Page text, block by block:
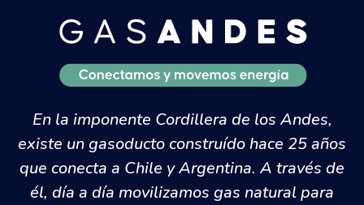
En la imponente Cordillera de los Andes,
existe un gasoducto construído hace 25 años
que conecta a Chile y Argentina. A través de
él, día a día movilizamos gas natural para